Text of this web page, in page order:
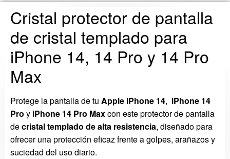
Cristal protector de pantalla
de cristal templado para
iPhone 14, 14 Pro y 14 Pro
Max
Protege la pantalla de tu Apple iPhone 14, iPhone 14
Pro y iPhone 14 Pro Maxcon este protector de pantalla
decristal templado de alta resistencia, diseñado para
ofrecer una protección eficaz frente a golpes, arañazos y
suciedad del uso diario.